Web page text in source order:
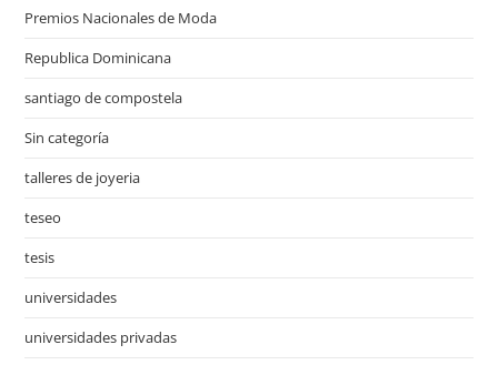
Premios Nacionales de Moda
Republica Dominicana
santiago de compostela
Sin categoría
talleres de joyeria
teseo
tesis
universidades
universidades privadas